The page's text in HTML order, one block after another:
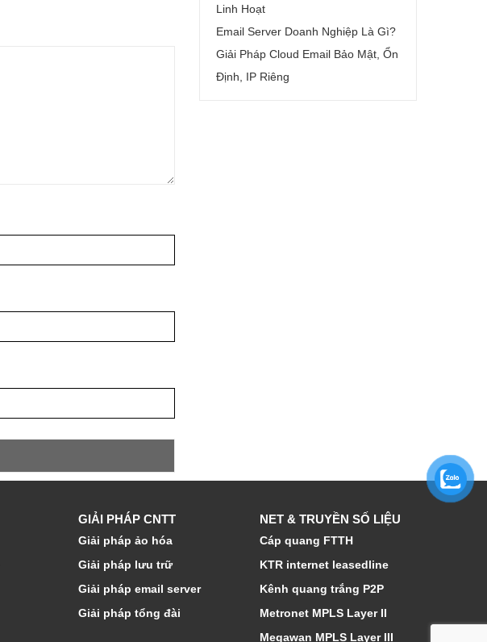
Linh Hoạt
Email Server Doanh Nghiệp Là Gì?
Giải Pháp Cloud Email Bảo Mật, Ổn
Định, IP Riêng
GIẢI PHÁP CNTT
Giải pháp ảo hóa
Giải pháp lưu trữ
Giải pháp email server
Giải pháp tổng đài
NET & TRUYỀN SỐ LIỆU
Cáp quang FTTH
KTR internet leasedline
Kênh quang trắng P2P
Metronet MPLS Layer II
Megawan MPLS Layer III